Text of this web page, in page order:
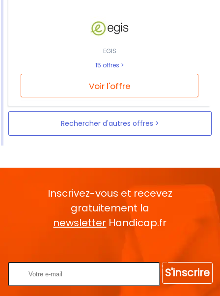
Voir l'offre
EGIS
15 offres
Rechercher d'autres offres
Inscrivez-vous et recevez
gratuitement la
newsletter Handicap.fr
S'inscrire